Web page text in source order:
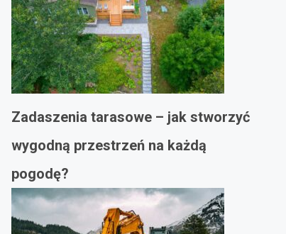
Zadaszenia tarasowe – jak stworzyć
wygodną przestrzeń na każdą
pogodę?